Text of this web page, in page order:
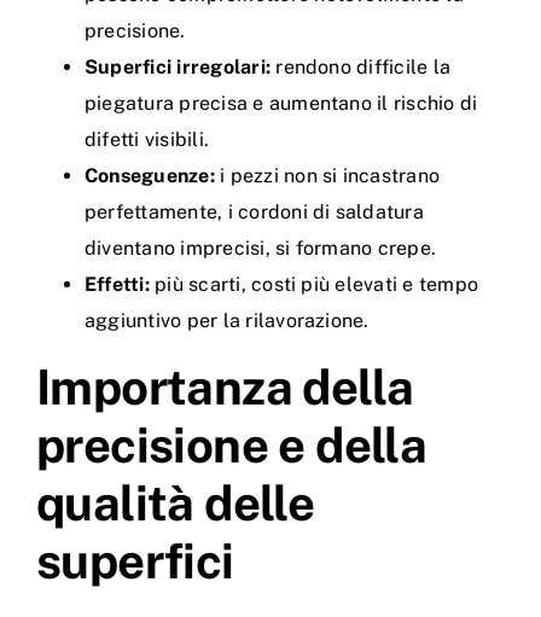
precisione.
Superfici irregolari: rendono difficile la
piegatura precisa e aumentano il rischio di
difetti visibili.
Conseguenze:i pezzi non si incastrano
perfettamente, i cordoni di saldatura
diventano imprecisi, si formano crepe.
Effetti:più scarti, costi più elevati e tempo
aggiuntivo per la rilavorazione.
Importanza della
precisione e della
qualità delle
superfici